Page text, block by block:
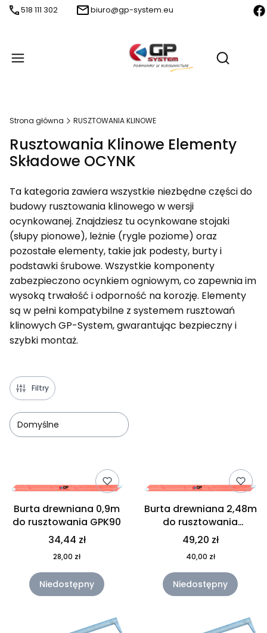
518 111 302 biuro@gp-system.eu
Otwórz
Strona główna RUSZTOWANIA KLINOWE
Rusztowania Klinowe Elementy
Składowe OCYNK
Ta kategoria zawiera wszystkie niezbędne części do
budowy rusztowania klinowego w wersji
ocynkowanej. Znajdziesz tu ocynkowane stojaki
(słupy pionowe), leżnie (rygle poziome) oraz
pozostałe elementy, takie jak podesty, burty i
podstawki śrubowe. Wszystkie komponenty
zabezpieczono ocynkiem ogniowym, co zapewnia im
wysoką trwałość i odporność na korozję. Elementy
są w pełni kompatybilne z systemem rusztowań
klinowych GP-System, gwarantując bezpieczny i
szybki montaż.
Filtry
Domyślne
Lista produktów
Burta drewniana 0,9m
do rusztowania GPK90
34,44 zł
28,00 zł
Niedostępny
Burta drewniana 2,48m
do rusztowania
GPK70/90/100
49,20 zł
40,00 zł
Niedostępny